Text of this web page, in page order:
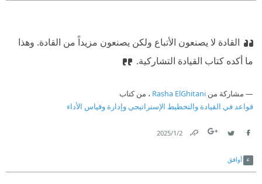
القادة لا يصنعون الأتباع ولكن يصنعون مزيداً من القادة. وهذا
ما أكده كتاب القيادة التشاركية.
مشاركة من Rasha ElGhitani ، من كتاب
قواعد في القيادة والتخطيط الإستراتيجي وإدارة وقياس الأداء
2‏/1‏/2025
أوافق